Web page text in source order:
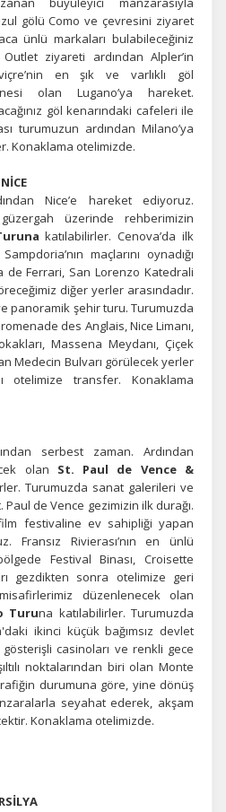
gölü Como ve çevresini ziyaret
ünlü markaları bulabileceğiniz
ziyareti ardından Alpler’in
en şık ve varlıklı göl
olan Lugano’ya hareket.
göl kenarındaki cafeleri ile
turumuzun ardından Milano’ya
Konaklama otelimizde.
Nice’e hareket ediyoruz.
üzerinde rehberimizin
katılabilirler. Cenova’da ilk
maçlarını oynadığı
de Ferrari, San Lorenzo Katedrali
diğer yerler arasındadır.
panoramik şehir turu. Turumuzda
des Anglais, Nice Limanı,
Massena Meydanı, Çiçek
Medecin Bulvarı görülecek yerler
otelimize transfer. Konaklama
serbest zaman. Ardından
olan St. Paul de Vence &
Turumuzda sanat galerileri ve
de Vence gezimizin ilk durağı.
festivaline ev sahipliği yapan
Fransız Rivierası’nın en ünlü
Festival Binası, Croisette
gezdikten sonra otelimize geri
düzenlenecek olan
Turuna katılabilirler. Turumuzda
ikinci küçük bağımsız devlet
casinoları ve renkli gece
noktalarından biri olan Monte
durumuna göre, yine dönüş
seyahat ederek, akşam
Konaklama otelimizde.